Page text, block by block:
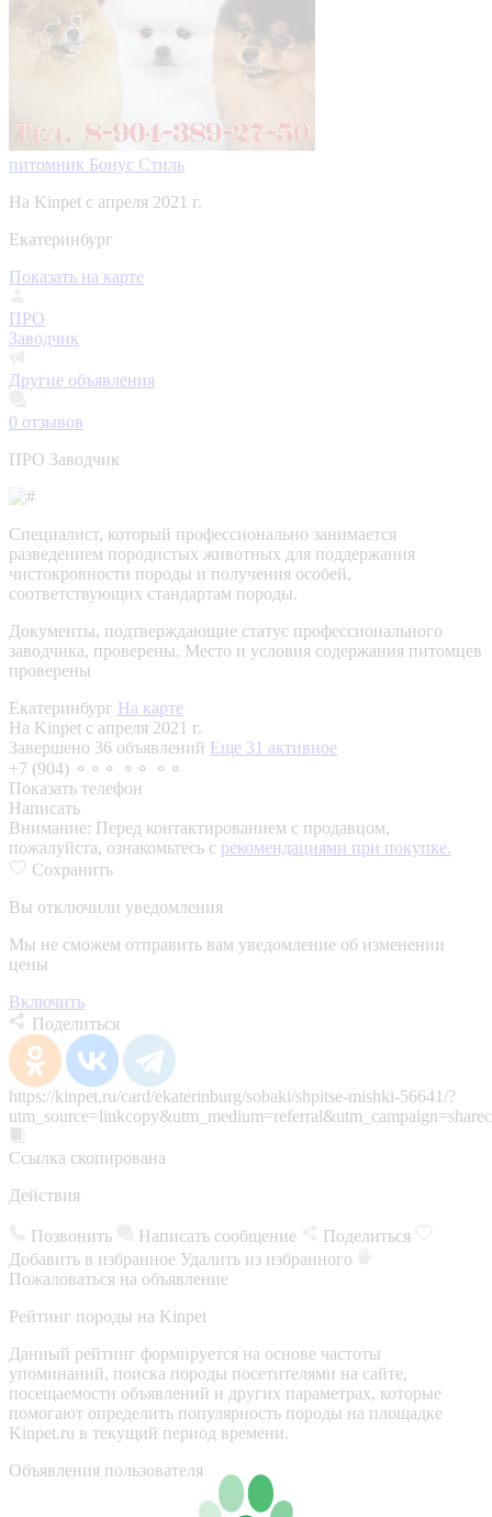
питомник Бонус Стиль
На Kinpet c апреля 2021 г.
Екатеринбург
Показать на карте
ПРО
Заводчик
Другие объявления
0 отзывов
ПРО Заводчик
Специалист, который профессионально занимается
разведением породистых животных для поддержания
чистокровности породы и получения особей,
соответствующих стандартам породы.
Документы, подтверждающие статус профессионального
заводчика, проверены. Место и условия содержания питомцев
проверены
Екатеринбург На карте
На Kinpet c апреля 2021 г.
Завершено 36 объявлений Еще 31 активное
+7 (904) ⚬⚬⚬ ⚬⚬ ⚬⚬
Показать телефон
Написать
Внимание: Перед контактированием с продавцом,
пожалуйста, ознакомьтесь с рекомендациями при покупке.
Сохранить
Вы отключили уведомления
Мы не сможем отправить вам уведомление об изменении
цены
Включить
Поделиться
https://kinpet.ru/card/ekaterinburg/sobaki/shpitse-mishki-56641/?
Ссылка скопирована
Действия
Позвонить Написать сообщение
Поделиться
Добавить в избранное Удалить из избранного
Пожаловаться на объявление
Рейтинг породы на Kinpet
Данный рейтинг формируется на основе частоты
упоминаний, поиска породы посетителями на сайте,
посещаемости объявлений и других параметрах, которые
помогают определить популярность породы на площадке
Kinpet.ru в текущий период времени.
Объявления пользователя